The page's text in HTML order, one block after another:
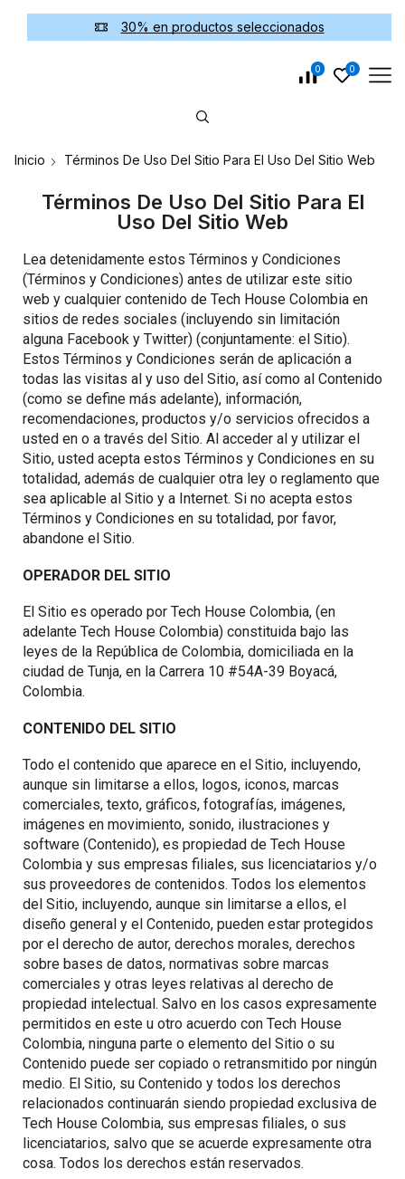
30% en productos seleccionados
0 0
Inicio Términos De Uso Del Sitio Para El Uso Del Sitio Web
Términos De Uso Del Sitio Para El
Uso Del Sitio Web
Lea detenidamente estos Términos y Condiciones
(Términos y Condiciones) antes de utilizar este sitio
web y cualquier contenido de Tech House Colombia en
sitios de redes sociales (incluyendo sin limitación
alguna Facebook y Twitter) (conjuntamente: el Sitio).
Estos Términos y Condiciones serán de aplicación a
todas las visitas al y uso del Sitio, así como al Contenido
(como se define más adelante), información,
recomendaciones, productos y/o servicios ofrecidos a
usted en o a través del Sitio. Al acceder al y utilizar el
Sitio, usted acepta estos Términos y Condiciones en su
totalidad, además de cualquier otra ley o reglamento que
sea aplicable al Sitio y a Internet. Si no acepta estos
Términos y Condiciones en su totalidad, por favor,
abandone el Sitio.
OPERADOR DEL SITIO
El Sitio es operado por Tech House Colombia, (en
adelante Tech House Colombia) constituida bajo las
leyes de la República de Colombia, domiciliada en la
ciudad de Tunja, en la Carrera 10 #54A-39 Boyacá,
Colombia.
CONTENIDO DEL SITIO
Todo el contenido que aparece en el Sitio, incluyendo,
aunque sin limitarse a ellos, logos, iconos, marcas
comerciales, texto, gráficos, fotografías, imágenes,
imágenes en movimiento, sonido, ilustraciones y
software (Contenido), es propiedad de Tech House
Colombia y sus empresas filiales, sus licenciatarios y/o
sus proveedores de contenidos. Todos los elementos
del Sitio, incluyendo, aunque sin limitarse a ellos, el
diseño general y el Contenido, pueden estar protegidos
por el derecho de autor, derechos morales, derechos
sobre bases de datos, normativas sobre marcas
comerciales y otras leyes relativas al derecho de
propiedad intelectual. Salvo en los casos expresamente
permitidos en este u otro acuerdo con Tech House
Colombia, ninguna parte o elemento del Sitio o su
Contenido puede ser copiado o retransmitido por ningún
medio. El Sitio, su Contenido y todos los derechos
relacionados continuarán siendo propiedad exclusiva de
Tech House Colombia, sus empresas filiales, o sus
licenciatarios, salvo que se acuerde expresamente otra
cosa. Todos los derechos están reservados.